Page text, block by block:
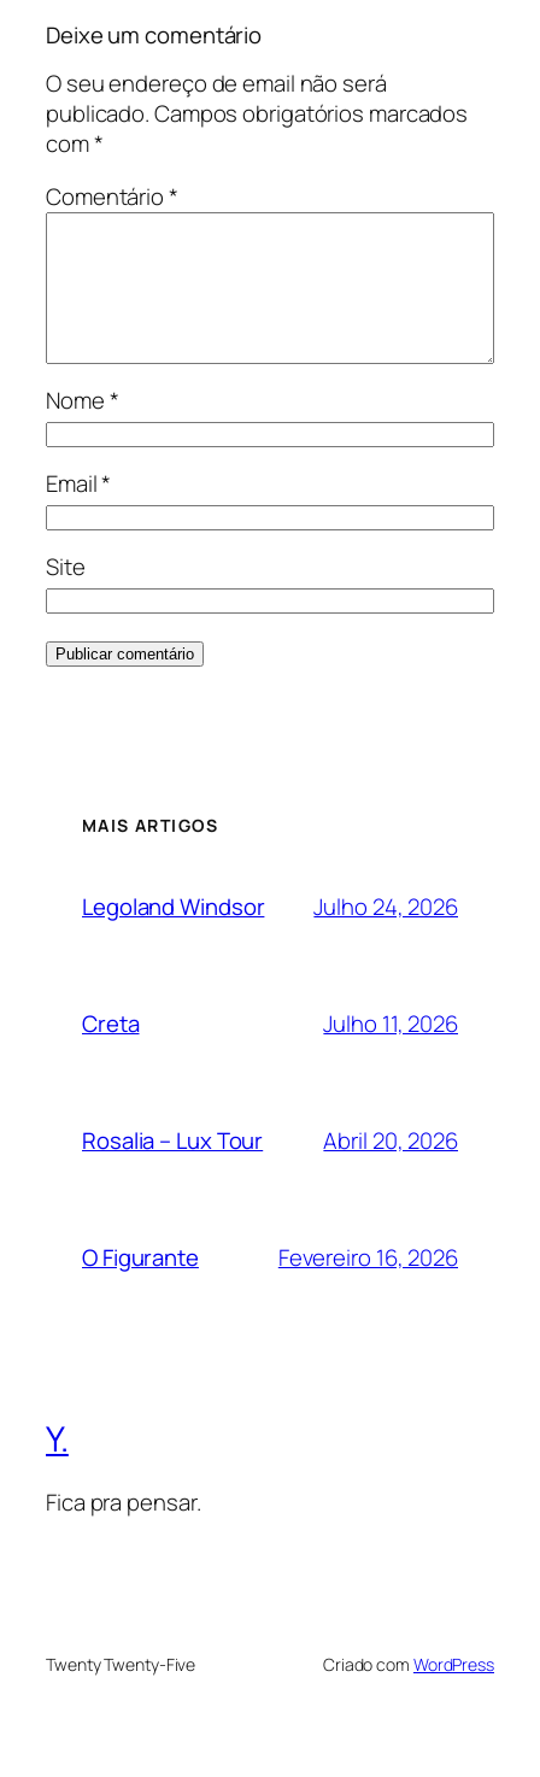
Deixe um comentário
O seu endereço de email não será
publicado.Campos obrigatórios marcados
com*
Comentário*
Nome*
Email*
Site
MAIS ARTIGOS
Legoland Windsor Julho 24, 2026
Creta Julho 11, 2026
Rosalia – Lux Tour Abril 20, 2026
O Figurante Fevereiro 16, 2026
Y.
Fica pra pensar.
Twenty Twenty-Five Criado com WordPress